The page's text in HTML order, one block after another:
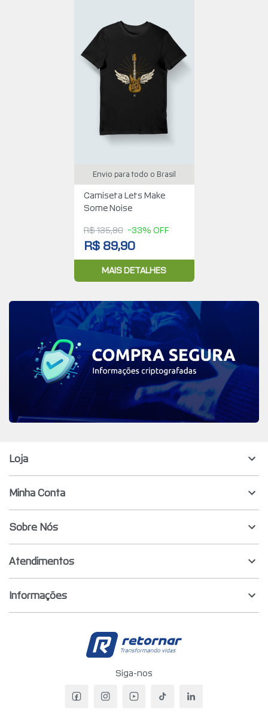
Envio para todo o Brasil
Camiseta Lets Make
Some Noise
R$ 135,90 -33% OFF
R$ 89,90
MAIS DETALHES
Loja
Minha Conta
Sobre Nós
Atendimentos
Informações
Retornar -
Siga-nos
Facebook da Retornar
Instagram da Retornar
YouTube da Retornar
TikTok da Retornar